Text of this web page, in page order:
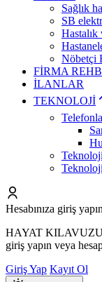
Sağlık
SB
Hastalık
Nöbetçi
FİRMA
İLANLAR
TEKNOLOJİ
Hesabınıza giriş yapın
HAYAT
giriş yapın veya
Giriş Yap Kayıt Ol